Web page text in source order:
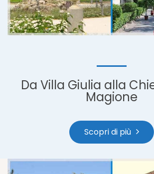
Da Villa Giulia alla
Magione
Scopri di più